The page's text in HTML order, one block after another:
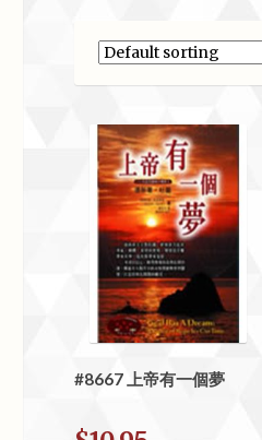
#8667 上帝有一個夢